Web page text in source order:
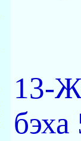
13-